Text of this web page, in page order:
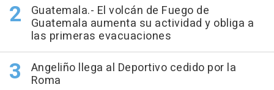
Guatemala.- El volcán de Fuego de
Guatemala aumenta su actividad y obliga a
las primeras evacuaciones
Angeliño llega al Deportivo cedido por la
Roma